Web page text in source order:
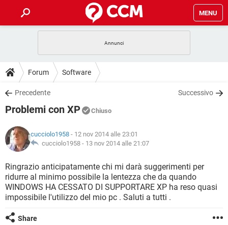
MENU
INTRATTENIMENTO
iOS
INSTAGRAM
TIKTOK
HARDWARE
GUIDE
COVID-19
INSTAGRAM WHATSAPP
TIKTOK
HARDWARE
DOWNLOAD
COVID-19
INTRATTENIMENTO
iOS WINDOWS 10
INSTAGRAM WHATSAPP
TIKTOK FACEBOOK
HARDWARE
COVID-19 GAMING
INTRATTENIMENTO
iOS WINDOWS 10
INSTAGRAM WHATSAPP
HARDWARE
GLOSSARIO
COVID-19 GAMING
INTRATTENIMENTO ANDROID
iOS WINDOWS 10
INSTAGRAM
Forum Software
Precedente Successivo
Problemi con XP Chiuso
cucciolo1958 - 12 nov 2014 alle 23:01
cucciolo1958 - 13 nov 2014 alle 21:07
Ringrazio anticipatamente chi mi darà suggerimenti per
ridurre al minimo possibile la lentezza che da quando
WINDOWS HA CESSATO DI SUPPORTARE XP ha reso quasi
impossibile l'utilizzo del mio pc . Saluti a tutti .
Share